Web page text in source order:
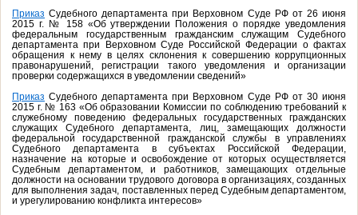
Приказ Судебного департамента при Верховном Суде РФ от 26 июня
2015 г. № 158 «Об утверждении Положения о порядке уведомления
федеральным государственным гражданским служащим Судебного
департамента при Верховном Суде Российской Федерации о фактах
обращения к нему в целях склонения к совершению коррупционных
правонарушений, регистрации такого уведомления и организации
проверки содержащихся в уведомлении сведений»
Приказ Судебного департамента при Верховном Суде РФ от 30 июня
2015 г. № 163 «Об образовании Комиссии по соблюдению требований к
служебному поведению федеральных государственных гражданских
служащих Судебного департамента, лиц, замещающих должности
федеральной государственной гражданской службы в управлениях
Судебного департамента в субъектах Российской Федерации,
назначение на которые и освобождение от которых осуществляется
Судебным департаментом, и работников, замещающих отдельные
должности на основании трудового договора в организациях, созданных
для выполнения задач, поставленных перед Судебным департаментом,
и урегулированию конфликта интересов»